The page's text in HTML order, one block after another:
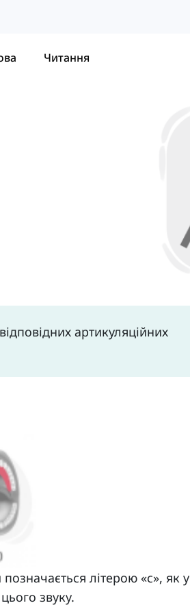
Читання
артикуляційних
позначається літерою «с», як у
звуку.